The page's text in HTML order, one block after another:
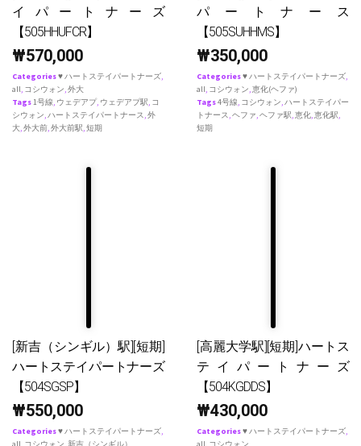
イパートナーズ
【505HHUFCR】
₩570,000
Categories♥ ハートステイパートナーズ,
all, コシウォン,外大
Tags1号線, ウェデアプ, ウェデアプ駅, コ
シウォン,ハートステイパートナース,外
大,外大前,外大前駅,短期
パートナース
【505SUHHMS】
₩350,000
Categories♥ ハートステイパートナーズ,
all, コシウォン,恵化(ヘファ)
Tags4号線, コシウォン,ハートステイパー
トナース,ヘファ,ヘファ駅,恵化,恵化駅,
短期
[新吉（シンギル）駅][短期]
ハートステイパートナーズ
【504SGSP】
₩550,000
Categories♥ ハートステイパートナーズ,
[高麗大学駅][短期]ハートス
テイパートナーズ
【504KGDDS】
₩430,000
Categories♥ ハートステイパートナーズ,